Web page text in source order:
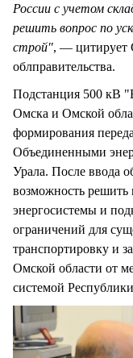
России с учетом
решить вопрос по
строй", —
облправительства.
Подстанция 500 кВ
Омска и Омской
формирования
Объединенными
Урала. После ввода
возможность решить
энергосистемы и
ограничений для
транспортировку и
Омской области от
системой